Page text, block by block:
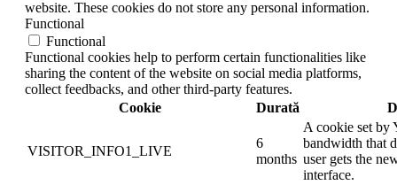
website. These cookies do not store any personal information.
Functional
Functional
Functional cookies help to perform certain functionalities like
sharing the content of the website on social media platforms,
collect feedbacks, and other third-party features.
Cookie
Durată
VISITOR_INFO1_LIVE
6
months
A cookie set by
bandwidth that
user gets the
interface.